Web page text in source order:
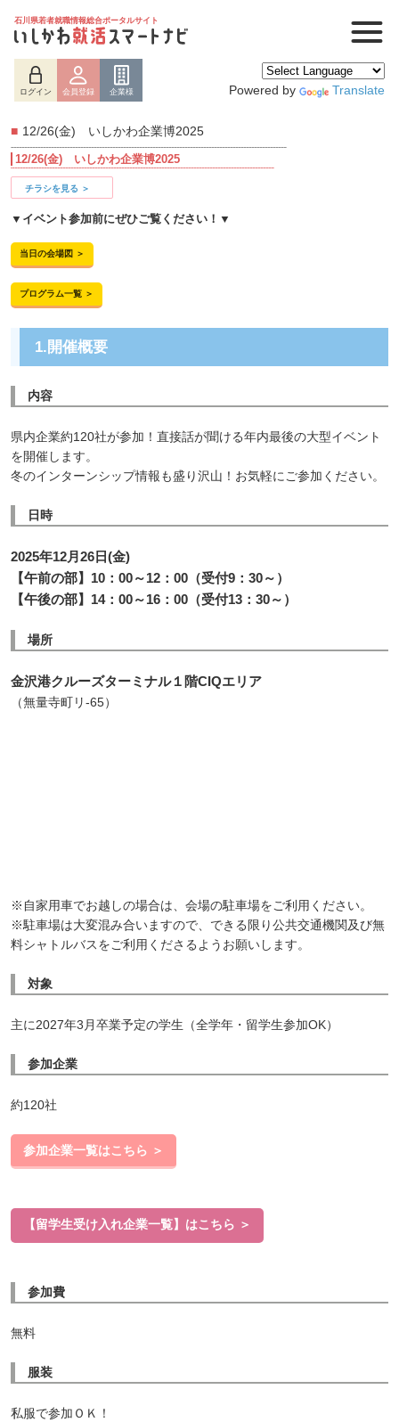
石川県若者就職情報総合ポータルサイト
ログイン 会員登録 企業様 Powered by Translate
ログイン 会員登録 企業様
■ 12/26(金) いしかわ企業博2025
12/26(金) いしかわ企業博2025
チラシを見る ＞
▼イベント参加前にぜひご覧ください！▼
当日の会場図 ＞
プログラム一覧 ＞
1.開催概要
内容
県内企業約120社が参加！直接話が聞ける年内最後の大型イベント
を開催します。
冬のインターンシップ情報も盛り沢山！お気軽にご参加ください。
日時
2025年12月26日(金)
【午前の部】10：00～12：00（受付9：30～）
【午後の部】14：00～16：00（受付13：30～）
場所
金沢港クルーズターミナル１階CIQエリア
（無量寺町リ-65）
※自家用車でお越しの場合は、会場の駐車場をご利用ください。
※駐車場は大変混み合いますので、できる限り公共交通機関及び無
料シャトルバスをご利用くださるようお願いします。
対象
主に2027年3月卒業予定の学生（全学年・留学生参加OK）
参加企業
約120社
参加企業一覧はこちら ＞
【留学生受け入れ企業一覧】はこちら ＞
参加費
無料
服装
私服で参加ＯＫ！